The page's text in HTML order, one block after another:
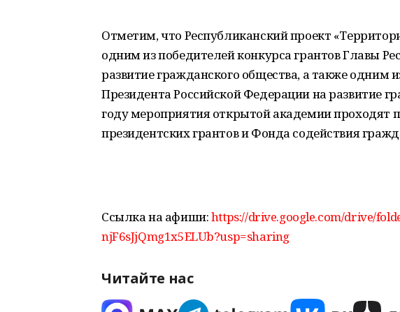
Отметим, что Республиканский проект
одним из победителей конкурса грантов Главы
развитие гражданского общества, а также одним
Президента Российской Федерации на развитие
году мероприятия открытой академии проходят
президентских грантов и Фонда содействия
Ссылка на афиши:https://drive.google.com/drive/
njF6sJjQmg1x5ELUb?usp=sharing
Читайте нас